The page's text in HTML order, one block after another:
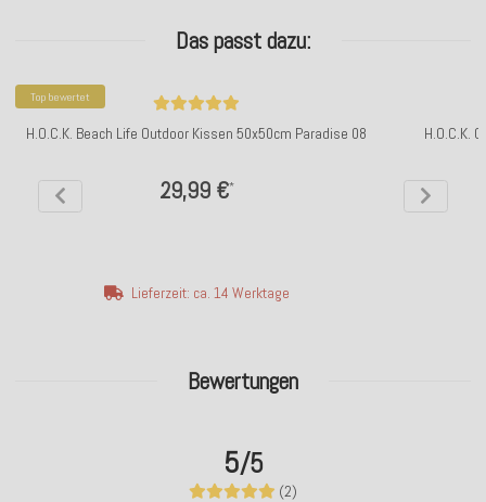
Bewertungen
5/5
(2)
Das passt dazu:
Top bewertet
H.O.C.K. Beach Life Outdoor Kissen 50x50cm Paradise 08
29,99 €*
Lieferzeit: ca. 14 Werktage
H.O.C.K.